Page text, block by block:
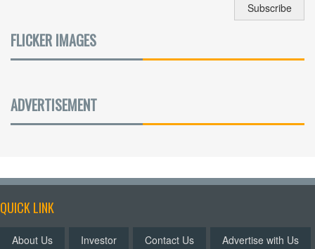
FLICKER IMAGES
ADVERTISEMENT
QUICK LINK
About Us Investor Contact Us
Advertise with Us